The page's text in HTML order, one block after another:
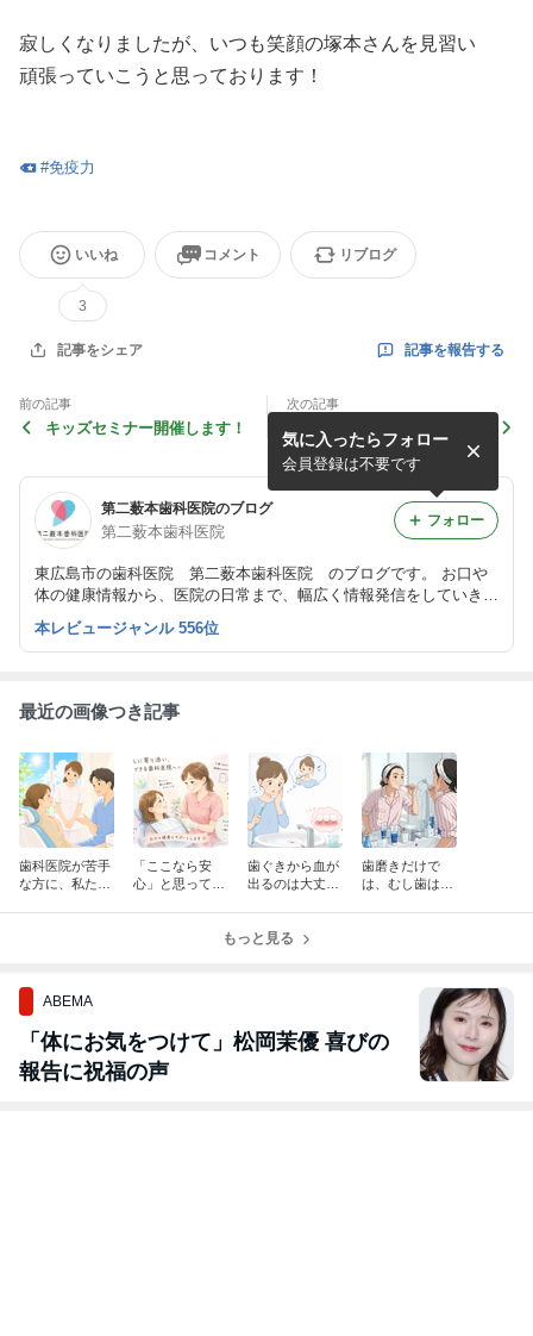
寂しくなりましたが、いつも笑顔の塚本さんを見習い
頑張っていこうと思っております！
#免疫力
いいね
3
コメント リブログ
記事をシェア 記事を報告する
前の記事
キッズセミナー開催します！
次の記事
第二薮本歯科医院のブログ
第二薮本歯科医院
東広島市の歯科医院 第二薮本歯科医院 のブログです。 お口や
体の健康情報から、医院の日常まで、幅広く情報発信をしていきた
いと考えております。
気に入ったらフォロー
会員登録は不要です
フォロー
本レビュージャンル 556位
最近の画像つき記事
歯科医院が苦手
な方に、私たち
「ここなら安
心」と思ってい
歯ぐきから血が
出るのは大丈
歯磨きだけで
は、むし歯は防
もっと見る
ABEMA
「体にお気をつけて」松岡茉優 喜びの
報告に祝福の声